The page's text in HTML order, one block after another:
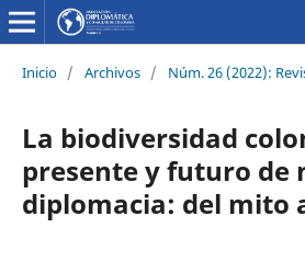
Inicio / Archivos / Núm. 26 (2022):
La biodiversidad
presente y futuro de
diplomacia: del mito